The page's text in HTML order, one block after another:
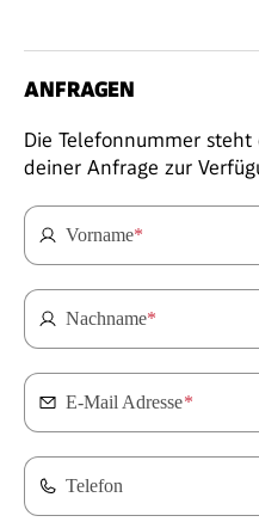
ANFRAGEN
Die Telefonnummer
deiner Anfrage zur
Vorname*
Nachname*
E-Mail Adresse*
Telefon